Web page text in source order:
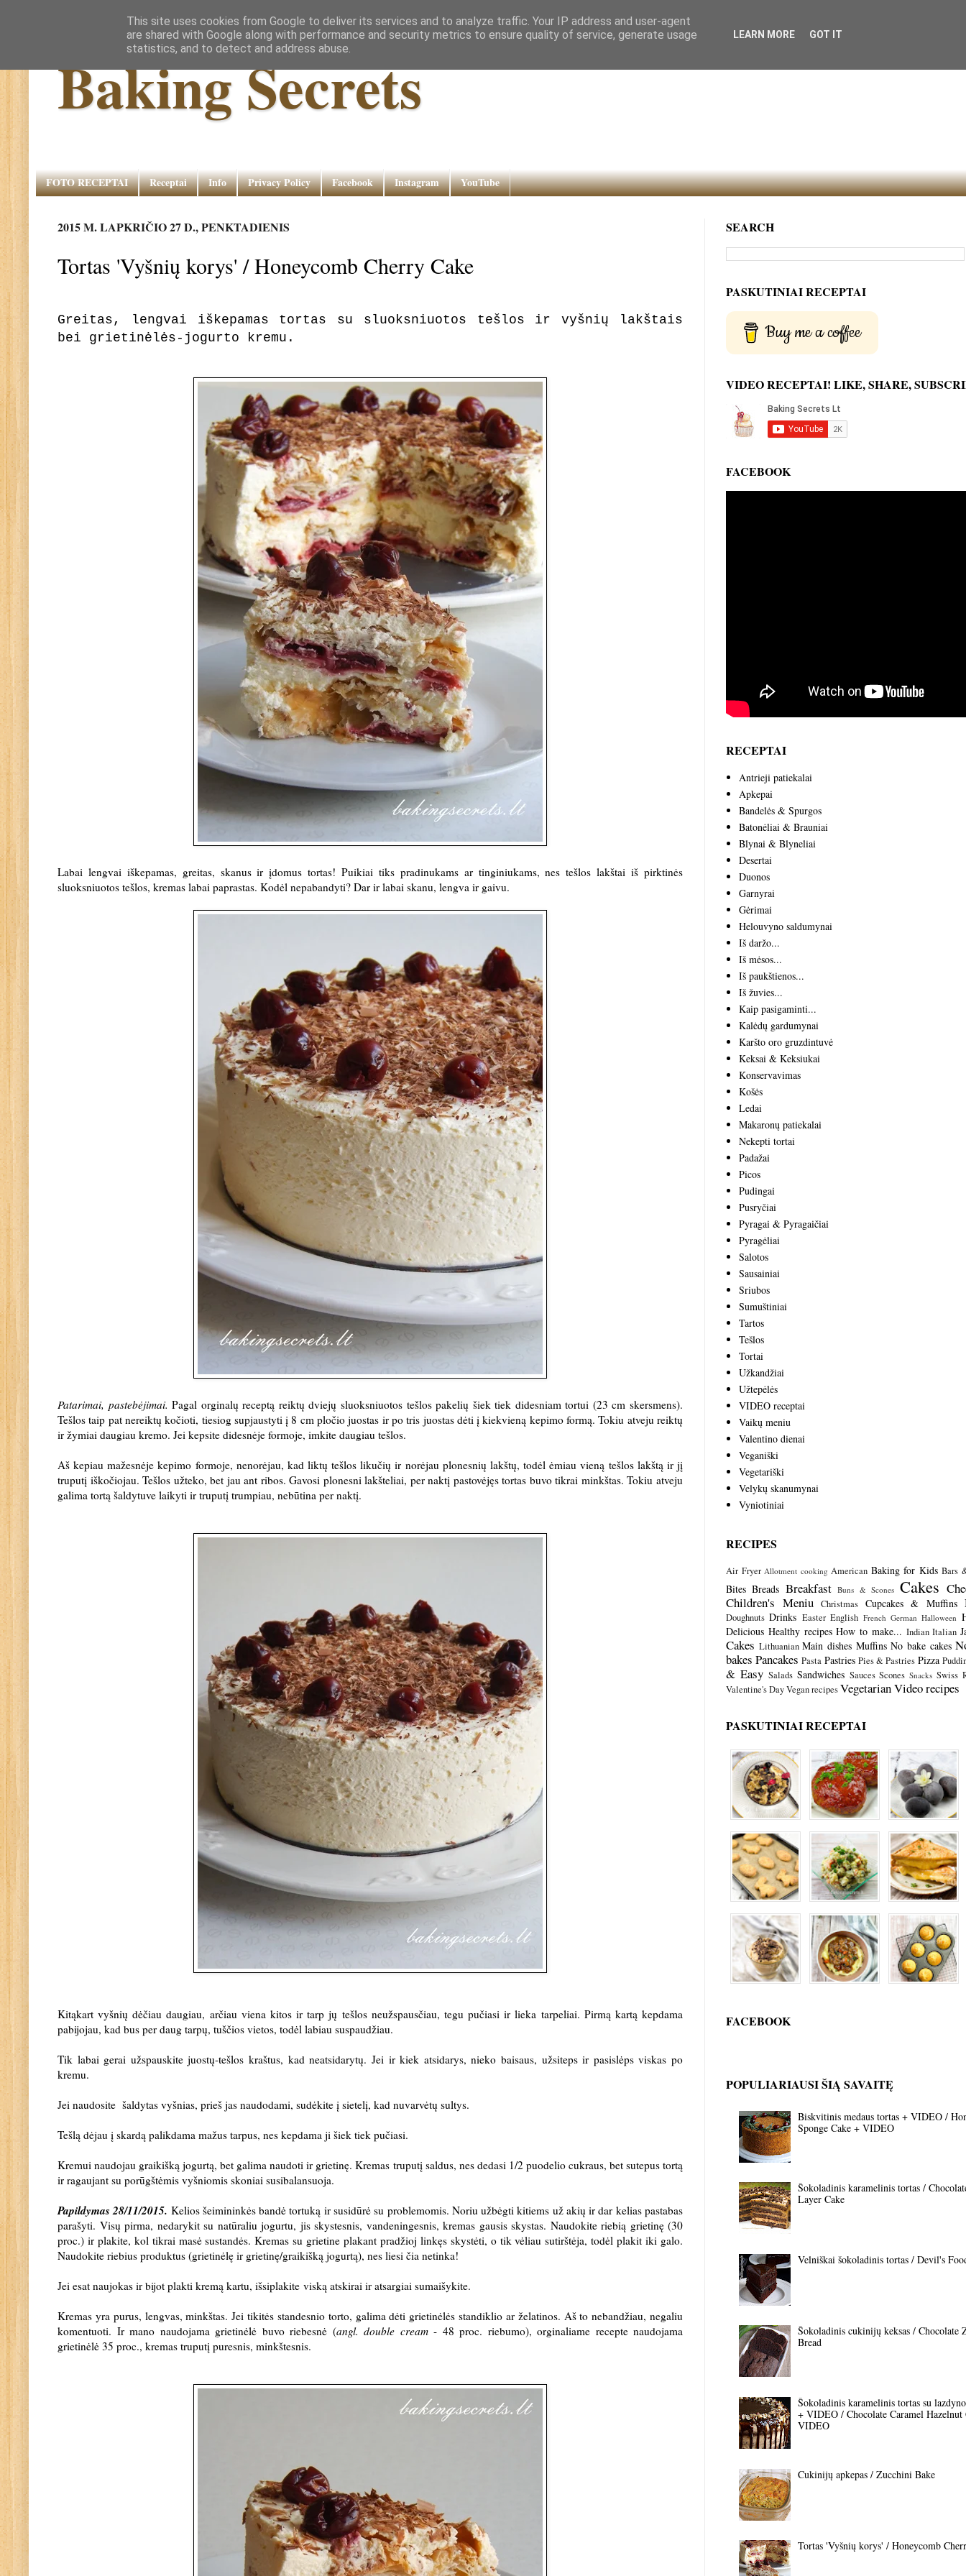
Baking Secrets
FOTO RECEPTAI Receptai Info Privacy Policy Facebook Instagram YouTube
2015 M. LAPKRIČIO 27 D., PENKTADIENIS
Tortas 'Vyšnių korys' / Honeycomb Cherry Cake
Greitas, lengvai iškepamas tortas su sluoksniuotos tešlos ir vyšnių lakštais
bei grietinėlės-jogurto kremu.
Labai lengvai iškepamas, greitas, skanus ir įdomus tortas! Puikiai tiks pradinukams ar tinginiukams, nes tešlos lakštai iš pirktinės
sluoksniuotos tešlos, kremas labai paprastas. Kodėl nepabandyti? Dar ir labai skanu, lengva ir gaivu.
Patarimai, pastebėjimai.Pagal orginalų receptą reiktų dviejų sluoksniuotos tešlos pakelių šiek tiek didesniam tortui (23 cm skersmens).
Tešlos taip pat nereiktų kočioti, tiesiog supjaustyti į 8 cm pločio juostas ir po tris juostas dėti į kiekvieną kepimo formą. Tokiu atveju reiktų
ir žymiai daugiau kremo. Jei kepsite didesnėje formoje, imkite daugiau tešlos.
Aš kepiau mažesnėje kepimo formoje, nenorėjau, kad liktų tešlos likučių ir norėjau plonesnių lakštų, todėl ėmiau vieną tešlos lakštą ir jį
truputį iškočiojau. Tešlos užteko, bet jau ant ribos. Gavosi plonesni lakšteliai, per naktį pastovėjęs tortas buvo tikrai minkštas. Tokiu atveju
galima tortą šaldytuve laikyti ir truputį trumpiau, nebūtina per naktį.
Kitąkart vyšnių dėčiau daugiau, arčiau viena kitos ir tarp jų tešlos neužspausčiau, tegu pučiasi ir lieka tarpeliai. Pirmą kartą kepdama
pabijojau, kad bus per daug tarpų, tuščios vietos, todėl labiau suspaudžiau.
Tik labai gerai užspauskite juostų-tešlos kraštus, kad neatsidarytų. Jei ir kiek atsidarys, nieko baisaus, užsiteps ir pasislėps viskas po
kremu.
Jei naudosite šaldytas vyšnias, prieš jas naudodami, sudėkite į sietelį, kad nuvarvėtų sultys.
Tešlą dėjau į skardą palikdama mažus tarpus, nes kepdama ji šiek tiek pučiasi.
Kremui naudojau graikišką jogurtą, bet galima naudoti ir grietinę. Kremas truputį saldus, nes dedasi 1/2 puodelio cukraus, bet sutepus tortą
ir ragaujant su porūgštėmis vyšniomis skoniai susibalansuoja.
Papildymas 28/11/2015. Kelios šeimininkės bandė tortuką ir susidūrė su problemomis. Noriu užbėgti kitiems už akių ir dar kelias pastabas
parašyti. Visų pirma, nedarykit su natūraliu jogurtu, jis skystesnis, vandeningesnis, kremas gausis skystas. Naudokite riebią grietinę (30
proc.) ir plakite, kol tikrai masė sustandės. Kremas su grietine plakant pradžioj linkęs skystėti, o tik vėliau sutirštėja, todėl plakit iki galo.
Naudokite riebius produktus (grietinėlę ir grietinę/graikišką jogurtą), nes liesi čia netinka!
Jei esat naujokas ir bijot plakti kremą kartu, išsiplakite viską atskirai ir atsargiai sumaišykite.
Kremas yra purus, lengvas, minkštas. Jei tikitės standesnio torto, galima dėti grietinėlės standiklio ar želatinos. Aš to nebandžiau, negaliu
komentuoti. Ir mano naudojama grietinėlė buvo riebesnė (angl. double cream- 48 proc. riebumo), orginaliame recepte naudojama
grietinėlė 35 proc., kremas truputį puresnis, minkštesnis.
SEARCH
PASKUTINIAI RECEPTAI
Buy me a coffee
VIDEO RECEPTAI! LIKE, SHARE,
FACEBOOK
RECEPTAI
Antrieji patiekalai
Apkepai
Bandelės & Spurgos
Batonėliai & Brauniai
Blynai & Blyneliai
Desertai
Duonos
Garnyrai
Gėrimai
Helouvyno saldumynai
Iš daržo...
Iš mėsos...
Iš paukštienos...
Iš žuvies...
Kaip pasigaminti...
Kalėdų gardumynai
Karšto oro gruzdintuvė
Keksai & Keksiukai
Konservavimas
Košės
Ledai
Makaronų patiekalai
Nekepti tortai
Padažai
Picos
Pudingai
Pusryčiai
Pyragai & Pyragaičiai
Pyragėliai
Salotos
Sausainiai
Sriubos
Sumuštiniai
Tartos
Tešlos
Tortai
Užkandžiai
Užtepėlės
VIDEO receptai
Vaikų meniu
Valentino dienai
Veganiški
Vegetariški
Velykų skanumynai
Vyniotiniai
RECIPES
Air Fryer Allotment cooking American Baking for Kids Bars
Bites Breads Breakfast Buns & Scones Cakes
Children's Meniu
Christmas Cupcakes & Muffins
Doughnuts Drinks Easter English French German Halloween
Delicious Healthy recipes How to make... Indian Italian
Cakes Lithuanian Main dishes Muffins No bake cakes
bakes Pancakes Pasta Pastries Pies & Pastries Pizza
& Easy Salads Sandwiches Sauces Scones Snacks Swiss
Valentine's DayVegan recipesVegetarianVideo recipes
PASKUTINIAI RECEPTAI
FACEBOOK
POPULIARIAUSI ŠIĄ SAVAITĘ
Biskvitinis medaus tortas + VIDEO /
Sponge Cake + VIDEO
Šokoladinis karamelinis tortas /
Layer Cake
Velniškai šokoladinis tortas / Devil's
Šokoladinis cukinijų keksas / Chocolate
Bread
Šokoladinis karamelinis tortas su
+ VIDEO / Chocolate Caramel Hazelnut
VIDEO
Cukinijų apkepas / Zucchini Bake
Tortas 'Vyšnių korys' / Honeycomb
This site uses cookies from Google to deliver its services and to analyze traffic. Your IP address and user-agent
are shared with Google along with performance and security metrics to ensure quality of service, generate usage
statistics, and to detect and address abuse.
LEARN MORE GOT IT